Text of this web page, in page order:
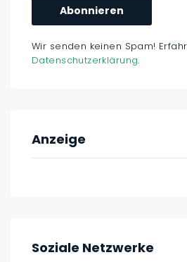
Wir senden keinen Spam!
Datenschutzerklärung.
Anzeige
Soziale Netzwerke